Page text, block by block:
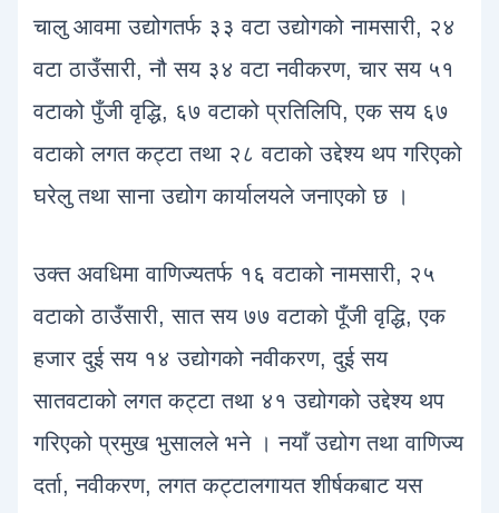
चालु आवमा उद्योगतर्फ ३३ वटा उद्योगको नामसारी, २४
वटा ठाउँसारी, नौ सय ३४ वटा नवीकरण, चार सय ५१
वटाको पुँजी वृद्धि, ६७ वटाको प्रतिलिपि, एक सय ६७
वटाको लगत कट्टा तथा २८ वटाको उद्देश्य थप गरिएको
घरेलु तथा साना उद्योग कार्यालयले जनाएको छ ।
उक्त अवधिमा वाणिज्यतर्फ १६ वटाको नामसारी, २५
वटाको ठाउँसारी, सात सय ७७ वटाको पूँजी वृद्धि, एक
हजार दुई सय १४ उद्योगको नवीकरण, दुई सय
सातवटाको लगत कट्टा तथा ४१ उद्योगको उद्देश्य थप
गरिएको प्रमुख भुसालले भने । नयाँ उद्योग तथा वाणिज्य
दर्ता, नवीकरण, लगत कट्टालगायत शीर्षकबाट यस